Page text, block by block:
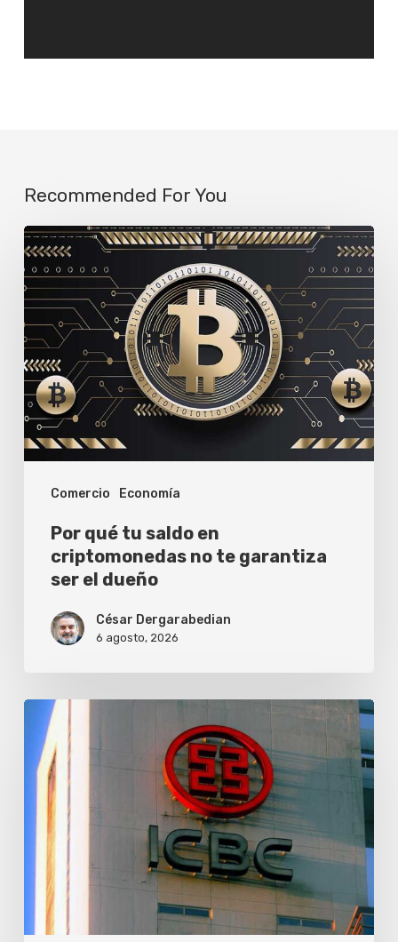
Recommended For You
Comercio Economía
Por
qué
tu
saldo
en
criptomonedas
no
te
garantiza
dueño
Por qué tu saldo en
criptomonedas no te garantiza
ser el dueño
César Dergarabedian
6 agosto, 2026
ICBC
lanza
premio
comercio
exterior
para